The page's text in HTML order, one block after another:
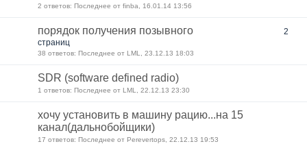
2 ответов: Последнее от finba, 16.01.14 13:56
порядок получения позывного
2
страниц
38 ответов: Последнее от LML, 23.12.13 18:03
SDR (software defined radio)
1 ответов: Последнее от LML, 22.12.13 23:30
хочу установить в машину рацию...на 15
канал(дальнобойщики)
17 ответов: Последнее от Perevertops, 22.12.13 19:53